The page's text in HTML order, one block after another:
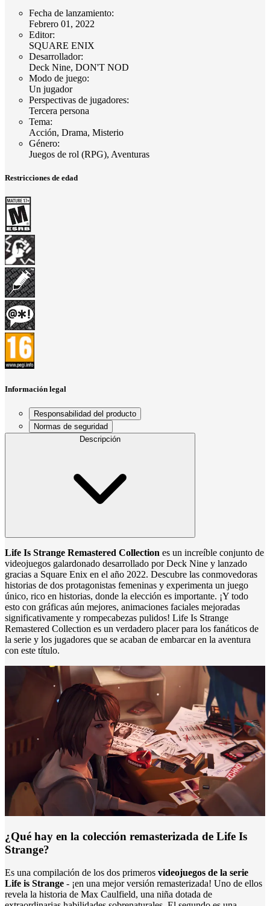
Fecha de lanzamiento:
Febrero 01, 2022
Editor:
SQUARE ENIX
Desarrollador:
Deck Nine, DON'T NOD
Modo de juego:
Un jugador
Perspectivas de jugadores:
Tercera persona
Tema:
Acción, Drama, Misterio
Género:
Juegos de rol (RPG), Aventuras
Restricciones de edad
Información legal
Responsabilidad del producto
Normas de seguridad
Descripción
Life Is Strange Remastered Collection es un increíble conjunto de
videojuegos galardonado desarrollado por Deck Nine y lanzado
gracias a Square Enix en el año 2022. Descubre las conmovedoras
historias de dos protagonistas femeninas y experimenta un juego
único, rico en historias, donde la elección es importante. ¡Y todo
esto con gráficas aún mejores, animaciones faciales mejoradas
significativamente y rompecabezas pulidos! Life Is Strange
Remastered Collection es un verdadero placer para los fanáticos de
la serie y los jugadores que se acaban de embarcar en la aventura
con este título.
¿Qué hay en la colección remasterizada de Life Is
Strange?
Es una compilación de los dos primeros videojuegos de la serie
Life is Strange - ¡en una mejor versión remasterizada! Uno de ellos
revela la historia de Max Caulfield, una niña dotada de